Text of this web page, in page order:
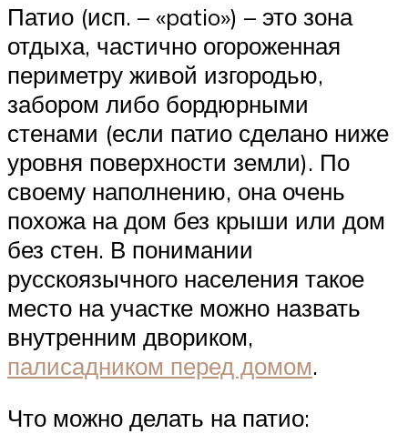
Патио (исп. – «patio») – это зона
отдыха, частично огороженная
периметру живой изгородью,
забором либо бордюрными
стенами (если патио сделано ниже
уровня поверхности земли). По
своему наполнению, она очень
похожа на дом без крыши или дом
без стен. В понимании
русскоязычного населения такое
место на участке можно назвать
внутренним двориком,
палисадником перед домом.
Что можно делать на патио: